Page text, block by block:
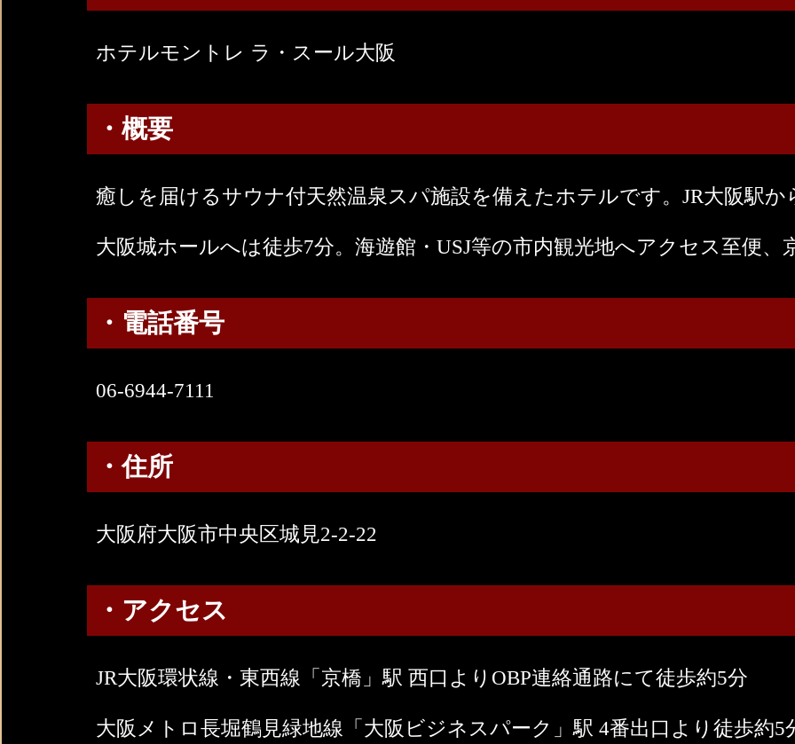
ホテルモントレ ラ・スール大阪
・概要
癒しを届けるサウナ付天然温泉スパ施設を備えたホテルです。JR大阪駅か
大阪城ホールへは徒歩7分。海遊館・USJ等の市内観光地へアクセス至便、
・電話番号
06-6944-7111
・住所
大阪府大阪市中央区城見2-2-22
・アクセス
JR大阪環状線・東西線「京橋」駅 西口よりOBP連絡通路にて徒歩約5分
大阪メトロ長堀鶴見緑地線「大阪ビジネスパーク」駅 4番出口より徒歩約5